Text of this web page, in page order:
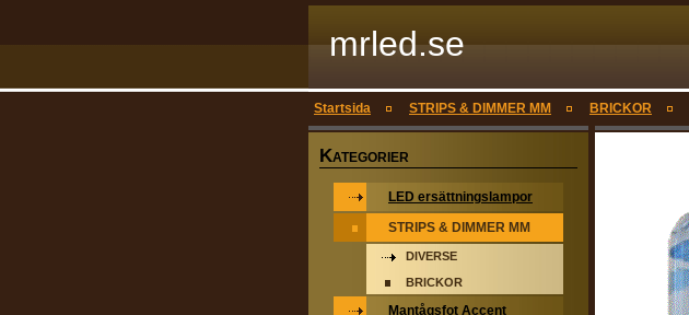
mrled.se
Startsida STRIPS & DIMMER MM BRICKOR
KATEGORIER
LED ersättningslampor
STRIPS & DIMMER MM
DIVERSE
BRICKOR
Mantågsfot Accent